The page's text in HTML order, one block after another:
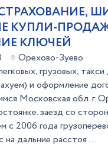
КУПЛИ-
КЛЮЧЕЙ
Орехово-Зуево
грузовых,
и оформление
Московская обл. г.
заезд со
2006 года
дальние расстоя ...